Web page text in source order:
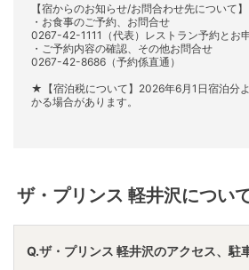
【宿からのお知らせ/お問合わせ先について】
・お食事のご予約、お問合せ
0267-42-1111（代表）レストラン予約とお
・ご予約内容の確認、その他お問合せ
0267-42-8686（予約係直通）
★【宿泊税について】2026年6月1日宿泊分
かる場合があります。
ザ・プリンス 軽井沢につい
Q.ザ・プリンス 軽井沢のアクセス、駐